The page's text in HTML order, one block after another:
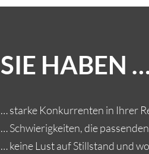
SIE HABEN
… starke Konkurrenten in Ihrer
… Schwierigkeiten, die
… keine Lust auf Stillstand und